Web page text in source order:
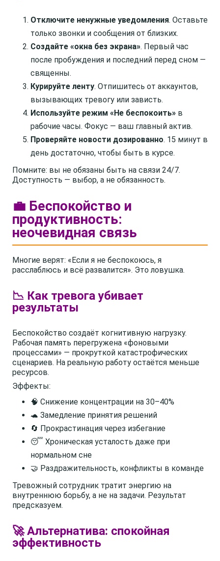
Отключите ненужные уведомления. Оставьте
только звонки и сообщения от близких.
Создайте «окна без экрана». Первый час
после пробуждения и последний перед сном —
священны.
Курируйте ленту. Отпишитесь от аккаунтов,
вызывающих тревогу или зависть.
Используйте режим «Не беспокоить» в
рабочие часы. Фокус — ваш главный актив.
Проверяйте новости дозированно. 15 минут в
день достаточно, чтобы быть в курсе.
Помните: вы не обязаны быть на связи 24/7.
Доступность — выбор, а не обязанность.
💼 Беспокойство и
продуктивность:
неочевидная связь
Многие верят: «Если я не беспокоюсь, я
расслаблюсь и всё развалится». Это ловушка.
📉 Как тревога убивает
результаты
Беспокойство создаёт когнитивную нагрузку.
Рабочая память перегружена «фоновыми
процессами» — прокруткой катастрофических
сценариев. На реальную работу остаётся меньше
ресурсов.
Эффекты:
🧠 Снижение концентрации на 30–40%
🐢 Замедление принятия решений
🔄 Прокрастинация через избегание
😴 Хроническая усталость даже при
нормальном сне
🤝 Раздражительность, конфликты в команде
Тревожный сотрудник тратит энергию на
внутреннюю борьбу, а не на задачи. Результат
предсказуем.
🚀 Альтернатива: спокойная
эффективность